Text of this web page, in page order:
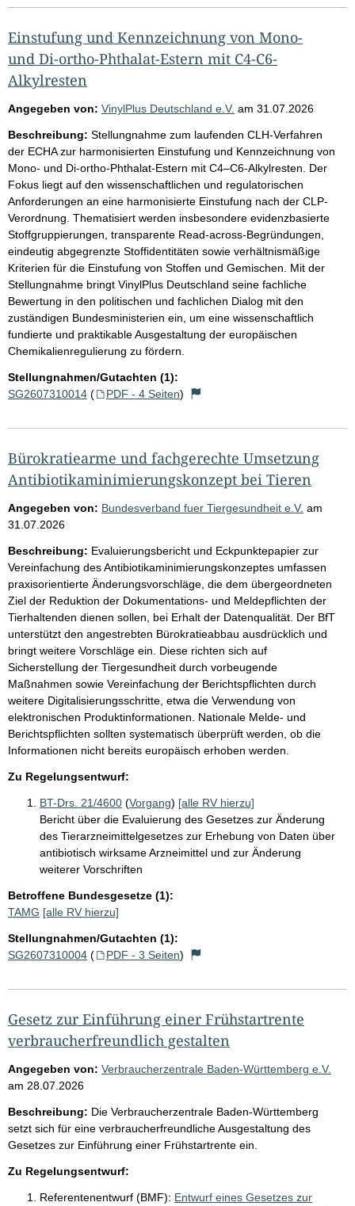
Einstufung und Kennzeichnung von Mono-
und Di-ortho-Phthalat-Estern mit C4-C6-
Alkylresten
Angegeben von: VinylPlus Deutschland e.V. am 31.07.2026
Beschreibung: Stellungnahme zum laufenden CLH-Verfahren
der ECHA zur harmonisierten Einstufung und Kennzeichnung von
Mono- und Di-ortho-Phthalat-Estern mit C4–C6-Alkylresten. Der
Fokus liegt auf den wissenschaftlichen und regulatorischen
Anforderungen an eine harmonisierte Einstufung nach der CLP-
Verordnung. Thematisiert werden insbesondere evidenzbasierte
Stoffgruppierungen, transparente Read-across-Begründungen,
eindeutig abgegrenzte Stoffidentitäten sowie verhältnismäßige
Kriterien für die Einstufung von Stoffen und Gemischen. Mit der
Stellungnahme bringt VinylPlus Deutschland seine fachliche
Bewertung in den politischen und fachlichen Dialog mit den
zuständigen Bundesministerien ein, um eine wissenschaftlich
fundierte und praktikable Ausgestaltung der europäischen
Chemikalienregulierung zu fördern.
Stellungnahmen/Gutachten (1):
SG2607310014 ( PDF - 4 Seiten)
Bürokratiearme und fachgerechte Umsetzung
Antibiotikaminimierungskonzept bei Tieren
Angegeben von: Bundesverband fuer Tiergesundheit e.V. am
31.07.2026
Beschreibung: Evaluierungsbericht und Eckpunktepapier zur
Vereinfachung des Antibiotikaminimierungskonzeptes umfassen
praxisorientierte Änderungsvorschläge, die dem übergeordneten
Ziel der Reduktion der Dokumentations- und Meldepflichten der
Tierhaltenden dienen sollen, bei Erhalt der Datenqualität. Der BfT
unterstützt den angestrebten Bürokratieabbau ausdrücklich und
bringt weitere Vorschläge ein. Diese richten sich auf
Sicherstellung der Tiergesundheit durch vorbeugende
Maßnahmen sowie Vereinfachung der Berichtspflichten durch
weitere Digitalisierungsschritte, etwa die Verwendung von
elektronischen Produktinformationen. Nationale Melde- und
Berichtspflichten sollten systematisch überprüft werden, ob die
Informationen nicht bereits europäisch erhoben werden.
Zu Regelungsentwurf:
BT-Drs. 21/4600 (Vorgang) [alle RV hierzu]
Bericht über die Evaluierung des Gesetzes zur Änderung
des Tierarzneimittelgesetzes zur Erhebung von Daten über
antibiotisch wirksame Arzneimittel und zur Änderung
weiterer Vorschriften
Betroffene Bundesgesetze (1):
TAMG [alle RV hierzu]
Stellungnahmen/Gutachten (1):
SG2607310004 ( PDF - 3 Seiten)
Gesetz zur Einführung einer Frühstartrente
verbraucherfreundlich gestalten
Angegeben von: Verbraucherzentrale Baden-Württemberg e.V.
am 28.07.2026
Beschreibung: Die Verbraucherzentrale Baden-Württemberg
setzt sich für eine verbraucherfreundliche Ausgestaltung des
Gesetzes zur Einführung einer Frühstartrente ein.
Zu Regelungsentwurf:
Referentenentwurf (BMF): Entwurf eines Gesetzes zur